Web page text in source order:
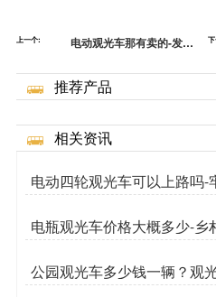
上一个:
电动观光车那有卖的-发现
下
推荐产品
相关资讯
电动四轮观光车可以上路吗-
的工艺[五菱]
电瓶观光车价格大概多少-乡
多选择，村民喜增收[五菱]
公园观光车多少钱一辆？观
普[五菱]